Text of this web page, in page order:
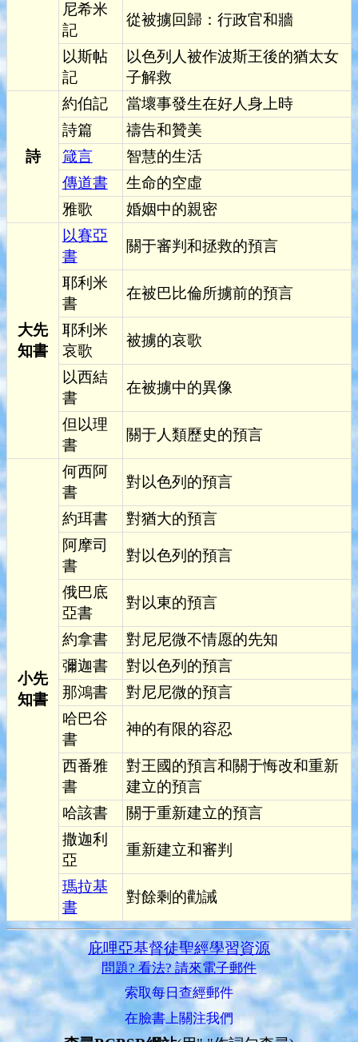
尼希米
記
從被擄回歸：行政官和牆
以斯帖
記
以色列人被作波斯王後的猶太女
子解救
詩
約伯記
當壞事發生在好人身上時
詩篇
禱告和贊美
箴言
智慧的生活
傳道書
生命的空虛
雅歌
婚姻中的親密
大先
知書
以賽亞
書
關于審判和拯救的預言
耶利米
書
在被巴比倫所擄前的預言
耶利米
哀歌
被擄的哀歌
以西結
書
在被擄中的異像
但以理
書
關于人類歷史的預言
小先
知書
何西阿
書
對以色列的預言
約珥書
對猶大的預言
阿摩司
書
對以色列的預言
俄巴底
亞書
對以東的預言
約拿書
對尼尼微不情愿的先知
彌迦書
對以色列的預言
那鴻書
對尼尼微的預言
哈巴谷
書
神的有限的容忍
西番雅
書
對王國的預言和關于悔改和重新
建立的預言
哈該書
關于重新建立的預言
撒迦利
亞
重新建立和審判
瑪拉基
書
對餘剩的勸誡
庇哩亞基督徒聖經學習資源
問題? 看法? 請來電子郵件
索取每日查經郵件
在臉書上關注我們